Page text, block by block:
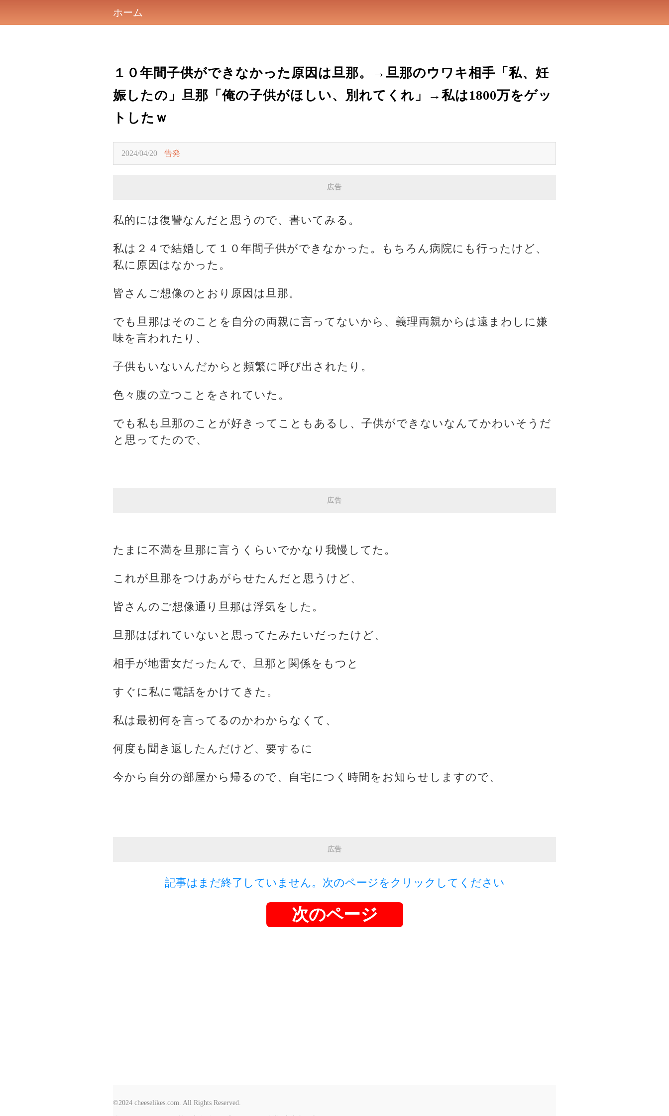
ホーム
１０年間子供ができなかった原因は旦那。→旦那のウワキ相手「私、妊
娠したの」旦那「俺の子供がほしい、別れてくれ」→私は1800万をゲッ
トしたｗ
2024/04/20 告発
広告
私的には復讐なんだと思うので、書いてみる。
私は２４で結婚して１０年間子供ができなかった。もちろん病院にも行ったけど、
私に原因はなかった。
皆さんご想像のとおり原因は旦那。
でも旦那はそのことを自分の両親に言ってないから、義理両親からは遠まわしに嫌
味を言われたり、
子供もいないんだからと頻繁に呼び出されたり。
色々腹の立つことをされていた。
でも私も旦那のことが好きってこともあるし、子供ができないなんてかわいそうだ
と思ってたので、
広告
たまに不満を旦那に言うくらいでかなり我慢してた。
これが旦那をつけあがらせたんだと思うけど、
皆さんのご想像通り旦那は浮気をした。
旦那はばれていないと思ってたみたいだったけど、
相手が地雷女だったんで、旦那と関係をもつと
すぐに私に電話をかけてきた。
私は最初何を言ってるのかわからなくて、
何度も聞き返したんだけど、要するに
今から自分の部屋から帰るので、自宅につく時間をお知らせしますので、
広告
記事はまだ終了していません。次のページをクリックしてください
次のページ
©2024 cheeselikes.com. All Rights Reserved.